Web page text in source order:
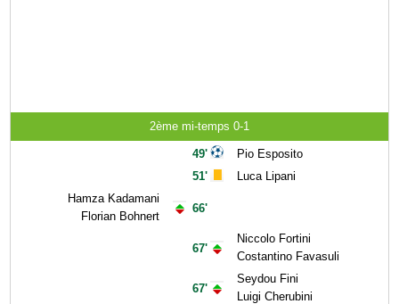
2ème mi-temps 0-1
Hamza Kadamani
Florian Bohnert
49'
51'
66'
67'
67'
Pio Esposito
Luca Lipani
Niccolo Fortini
Costantino Favasuli
Seydou Fini
Luigi Cherubini